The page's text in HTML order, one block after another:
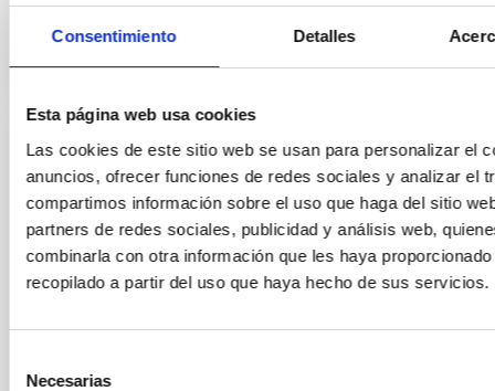
Consentimiento Detalles
Esta página web usa cookies
Las cookies de este sitio web se usan para personalizar el
anuncios, ofrecer funciones de redes sociales y analizar el
compartimos información sobre el uso que haga del sitio
partners de redes sociales, publicidad y análisis web,
combinarla con otra información que les haya
recopilado a partir del uso que haya hecho de sus servicios.
Necesarias
HTTPS://WWW.EDUCACION.GOB.ES/TESEO/
THESIS
DETECCIÓN Y CARACTERIZACIÓN DE
MEDIANTE EL MÉTODO DE LOS TRANSITOS
Un tránsito de una exoplaneta ocurre cuando este se
observador y la estrella en torno a la cual órbita. La
algunas características físicas del planeta que son